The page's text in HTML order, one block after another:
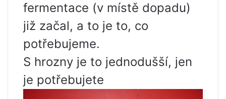
fermentace (v místě dopadu)
již začal, a to je to, co
potřebujeme.
S hrozny je to jednodušší, jen
je potřebujete